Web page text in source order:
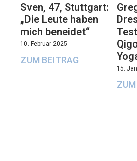
Sven, 47, Stuttgart:
„Die Leute haben
mich beneidet“
10. Februar 2025
ZUM BEITRAG
15.